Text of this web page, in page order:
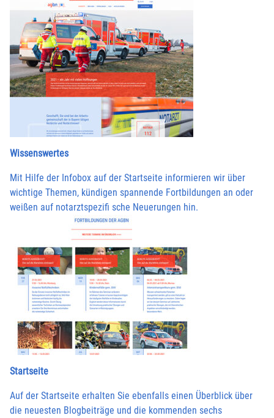
Wissenswertes
Mit Hilfe der Infobox auf der Startseite informieren wir über
wichtige Themen, kündigen spannende Fortbildungen an oder
weißen auf notarztspezifi sche Neuerungen hin.
Startseite
Auf der Startseite erhalten Sie ebenfalls einen Überblick über
die neuesten Blogbeiträge und die kommenden sechs